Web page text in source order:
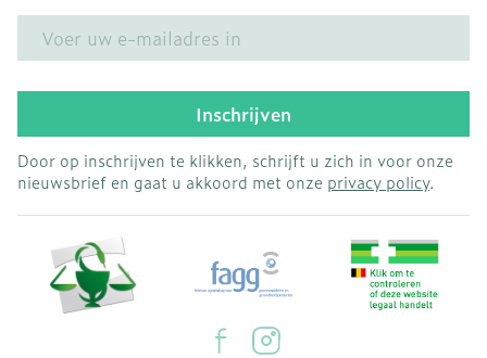
Inschrijven
Door op inschrijven te klikken, schrijft u zich in voor onze
nieuwsbrief en gaat u akkoord met onze privacy policy.